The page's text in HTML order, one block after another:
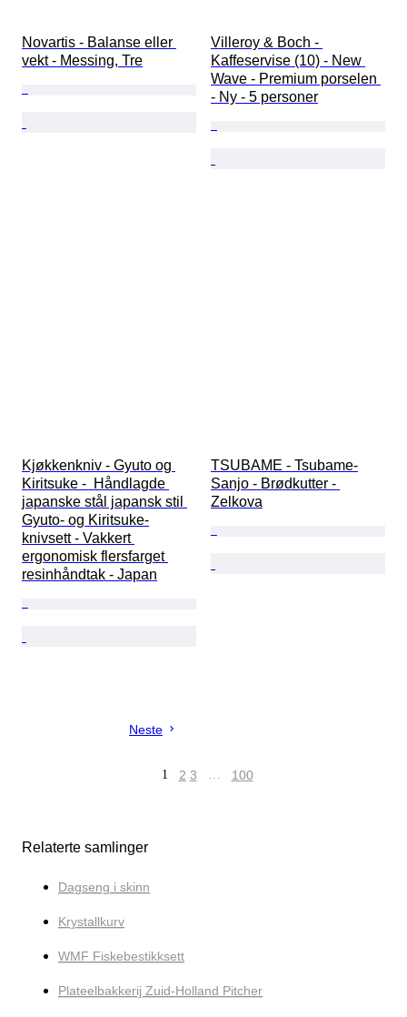
Novartis - Balanse eller
vekt - Messing, Tre
Villeroy & Boch -
Kaffeservise (10) - New
Wave - Premium porselen
- Ny - 5 personer
Kjøkkenkniv - Gyuto og
Kiritsuke -  Håndlagde
japanske stål japansk stil
Gyuto- og Kiritsuke-
knivsett - Vakkert
ergonomisk flersfarget
resinhåndtak - Japan
TSUBAME - Tsubame-
Sanjo - Brødkutter -
Zelkova
Neste
1 2 3 … 100
Relaterte samlinger
Dagseng i skinn
Krystallkurv
WMF Fiskebestikksett
Plateelbakkerij Zuid-Holland Pitcher